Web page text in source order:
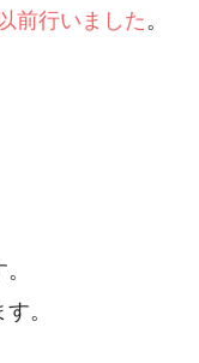
以前行いました。
。